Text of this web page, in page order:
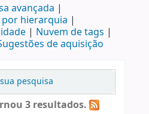
avançada
por hierarquia
Nuvem de tags
de aquisição
pesquisa
3 resultados.